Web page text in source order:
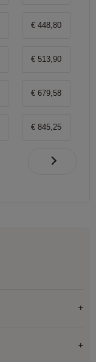
€ 448,80
€ 513,90
€ 679,58
€ 845,25